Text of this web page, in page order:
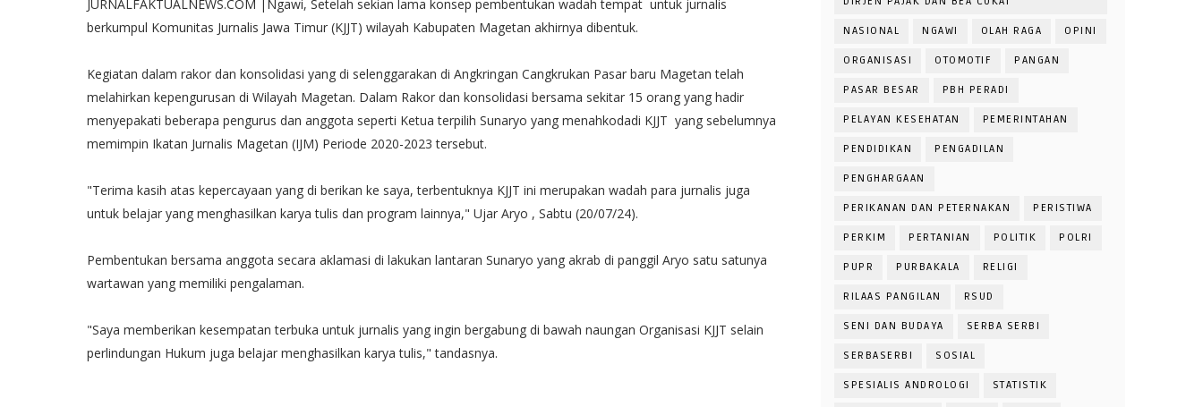
JURNALFAKTUALNEWS.COM |Ngawi, Setelah sekian lama konsep pembentukan wadah tempat untuk jurnalis
berkumpul Komunitas Jurnalis Jawa Timur (KJJT) wilayah Kabupaten Magetan akhirnya dibentuk.
Kegiatan dalam rakor dan konsolidasi yang di selenggarakan di Angkringan Cangkrukan Pasar baru Magetan telah
melahirkan kepengurusan di Wilayah Magetan. Dalam Rakor dan konsolidasi bersama sekitar 15 orang yang hadir
menyepakati beberapa pengurus dan anggota seperti Ketua terpilih Sunaryo yang menahkodadi KJJT yang sebelumnya
memimpin Ikatan Jurnalis Magetan (IJM) Periode 2020-2023 tersebut.
"Terima kasih atas kepercayaan yang di berikan ke saya, terbentuknya KJJT ini merupakan wadah para jurnalis juga
untuk belajar yang menghasilkan karya tulis dan program lainnya," Ujar Aryo , Sabtu (20/07/24).
Pembentukan bersama anggota secara aklamasi di lakukan lantaran Sunaryo yang akrab di panggil Aryo satu satunya
wartawan yang memiliki pengalaman.
"Saya memberikan kesempatan terbuka untuk jurnalis yang ingin bergabung di bawah naungan Organisasi KJJT selain
perlindungan Hukum juga belajar menghasilkan karya tulis," tandasnya.
NASIONAL NGAWI OLAH RAGA OPINI
ORGANISASI OTOMOTIF PANGAN
PASAR BESAR PBH PERADI
PELAYAN KESEHATAN PEMERINTAHAN
PENDIDIKAN PENGADILAN
PENGHARGAAN
PERIKANAN DAN PETERNAKAN PERISTIWA
PERKIM PERTANIAN POLITIK POLRI
PUPR PURBAKALA RELIGI
RILAAS PANGILAN RSUD
SENI DAN BUDAYA SERBA SERBI
SERBASERBI SOSIAL
SPESIALIS ANDROLOGI STATISTIK